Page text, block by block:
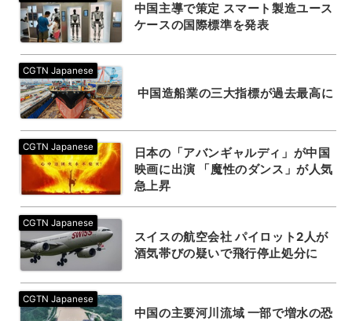
中国主導で策定 スマート製造ユース
ケースの国際標準を発表
中国造船業の三大指標が過去最高に
日本の「アバンギャルディ」が中国
映画に出演 「魔性のダンス」が人気
急上昇
スイスの航空会社 パイロット2人が
酒気帯びの疑いで飛行停止処分に
中国の主要河川流域 一部で増水の恐